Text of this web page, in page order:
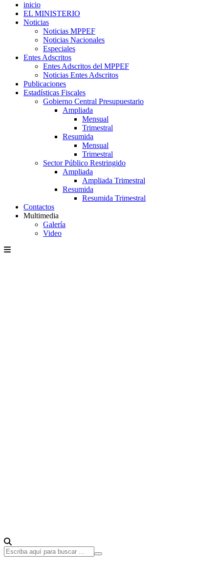
inicio
EL MINISTERIO
Noticias
Noticias MPPEF
Noticias Nacionales
Especiales
Entes Adscritos
Entes Adscritos del MPPEF
Noticias Entes Adscritos
Publicaciones
Estadísticas Fiscales
Gobierno Central Presupuestario
Ampliada
Mensual
Trimestral
Resumida
Mensual
Trimestral
Sector Público Restringido
Ampliada
Ampliada Trimestral
Resumida
Resumida Trimestral
Contactos
Multimedia
Galería
Video